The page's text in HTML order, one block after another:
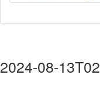
2024-08-